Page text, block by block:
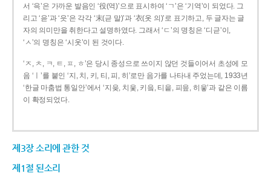
서 ‘윽’은 가까운 발음인 ‘役(역)’으로 표시하여 ‘ㄱ’은 ‘기역’이 되었다. 그
리고 ‘읃’과 ‘읏’은 각각 ‘末(귿 말)’과 ‘衣(옷 의)’로 표기하고, 두 글자는 글
자의 의미만을 취한다고 설명하였다. 그래서 ‘ㄷ’의 명칭은 ‘디귿’이,
‘ㅅ’의 명칭은 ‘시옷’이 된 것이다.
‘ㅈ, ㅊ, ㅋ, ㅌ, ㅍ, ㅎ’은 당시 종성으로 쓰이지 않던 것들이어서 초성에 모
음 ‘ㅣ’를 붙인 ‘지, 치, 키, 티, 피, 히’로만 음가를 나타내 주었는데, 1933년
‘한글 마춤법 통일안’에서 ‘지읒, 치읓, 키읔, 티읕, 피읖, 히읗’과 같은 이름
이 확정되었다.
제3장 소리에 관한 것
제1절 된소리